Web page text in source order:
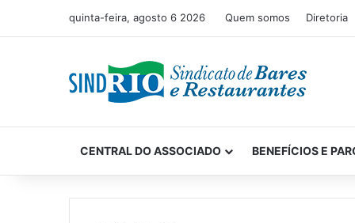
quinta-feira, agosto 6 2026 Quem somos Diretoria
CENTRAL DO ASSOCIADO BENEFÍCIOS E